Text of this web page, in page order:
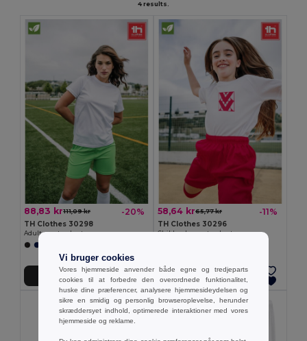
4 results.
88,83 kr111,09 kr -20%
TH Clothes 30298
Adult sports shorts
58,64 kr65,77 kr -11%
TH Clothes 30296
Children's sports shorts
Vi bruger cookies
Vores hjemmeside anvender både egne og tredjeparts
cookies til at forbedre den overordnede funktionalitet,
huske dine præferencer, analysere hjemmesideydelsen og
sikre en smidig og personlig browseroplevelse, herunder
skræddersyet indhold, optimerede interaktioner med vores
hjemmeside og reklame.